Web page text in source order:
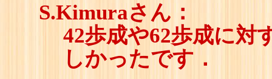
S.Kimuraさん：
42歩成や62歩成に対
しかったです．